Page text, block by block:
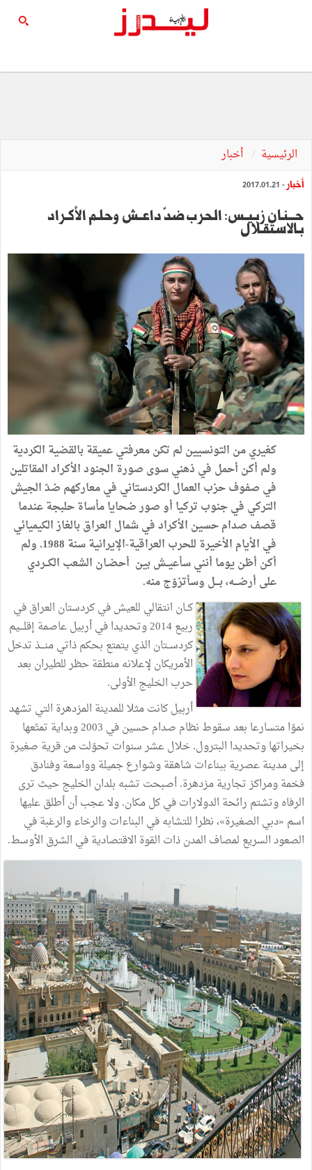
الرئيسية أخبار
أخبار - 2017.01.21
حـــنـان زبـيــس: الحرب ضدّ داعــش وحلـم الأكـراد
بـالاستقـلال
كغيريمن التونسيين لم تكنمعرفتيعميقة بالقضية الكردية
ولم أكن أحمل في ذهنيسوى صورة الجنودالأكرادالمقاتلين
في صفوفحزب العمال الكردستاني فيمعاركهم ضدّالجيش
التركي فيجنوب تركيا أو صورضحايامأساةحلبجةعندما
قصف صدامحسين الأكرادفيشمال العراق بالغازالكيميائي
في الأيام الأخيرة للحرب العراقية-الإيرانيةسنة 1988
.ولم
أكن أظنيوما أننيسأعيــش بين أحضـان الشعب الكــردي
على أرضـــه،بـــل وسأتزوّجمنه.
كــان انتقالي للعيشفيكردستان العراقفي
ربيع2014وتحديدافيأربيلعاصمة إقلـــيم
كردســتان الذي يتمتع بحكمذاتيمنـــذتدخل
الأمريكان لإعلانهمنطقةحظرللطيران بعد
حرب الخليج الأولى.
أربيلكانتمثلاللمدينة المزدهرة التي تشهد
نموّامتسارعا بعدسقوط نظام صدامحسينفي 2003وبداية تمتّعها
بخيراتهاوتحديدا البترول.خلالعشرسنوات تحوّلتمنقرية صغيرة
إلىمدينةعصرية ببناءات شاهقةوشوارعجميلةوواسعةوفنادق
فخمةومراكزتجاريةمزدهرة.أصبحت تشبه بلدان الخليجحيث ترى
الرفاهوتشتم رائحة الدولاراتفيكلمكان.ولاعجبأنأطلقعليها
اسم «دبي الصغيرة»،نظرا للتشابهفي البناءاتوالرخاءوالرغبةفي
الصعودالسريع لمصاف المدنذات القوة الاقتصاديةفي الشرق الأوسط.